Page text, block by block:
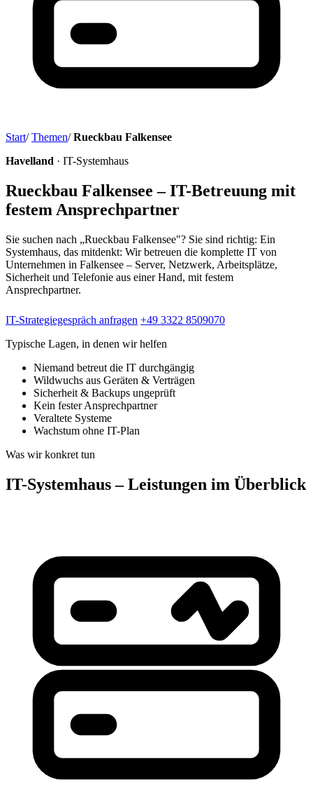
Start/ Themen/ Rueckbau Falkensee
Havelland · IT-Systemhaus
Rueckbau Falkensee – IT-Betreuung mit
festem Ansprechpartner
Sie suchen nach „Rueckbau Falkensee"? Sie sind richtig: Ein
Systemhaus, das mitdenkt: Wir betreuen die komplette IT von
Unternehmen in Falkensee – Server, Netzwerk, Arbeitsplätze,
Sicherheit und Telefonie aus einer Hand, mit festem
Ansprechpartner.
IT-Strategiegespräch anfragen +49 3322 8509070
Typische Lagen, in denen wir helfen
Niemand betreut die IT durchgängig
Wildwuchs aus Geräten & Verträgen
Sicherheit & Backups ungeprüft
Kein fester Ansprechpartner
Veraltete Systeme
Wachstum ohne IT-Plan
Was wir konkret tun
IT-Systemhaus – Leistungen im Überblick